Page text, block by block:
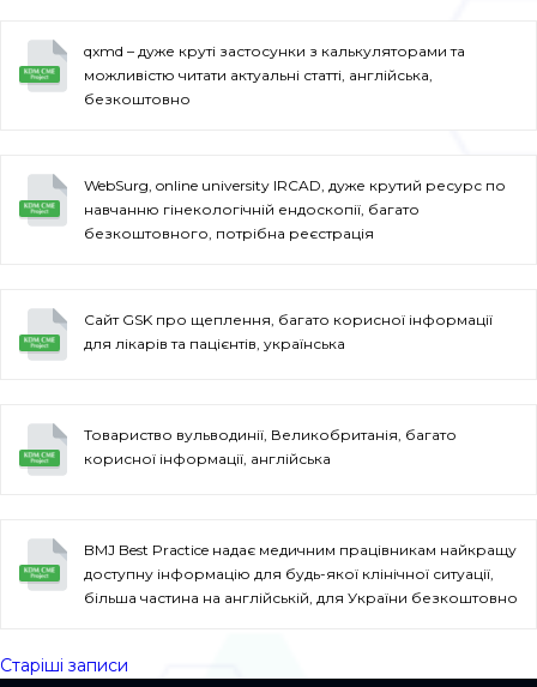
qxmd – дуже круті застосунки з калькуляторами та
можливістю читати актуальні статті, англійська,
безкоштовно
WebSurg, online university IRCAD, дуже крутий ресурс по
навчанню гінекологічній ендоскопії, багато
безкоштовного, потрібна реєстрація
Сайт GSK про щеплення, багато корисної інформації
для лікарів та пацієнтів, українська
Товариство вульводинії, Великобританія, багато
корисної інформації, англійська
BMJ Best Practice надає медичним працівникам найкращу
доступну інформацію для будь-якої клінічної ситуації,
більша частина на англійській, для України безкоштовно
Навігація
Старіші записи